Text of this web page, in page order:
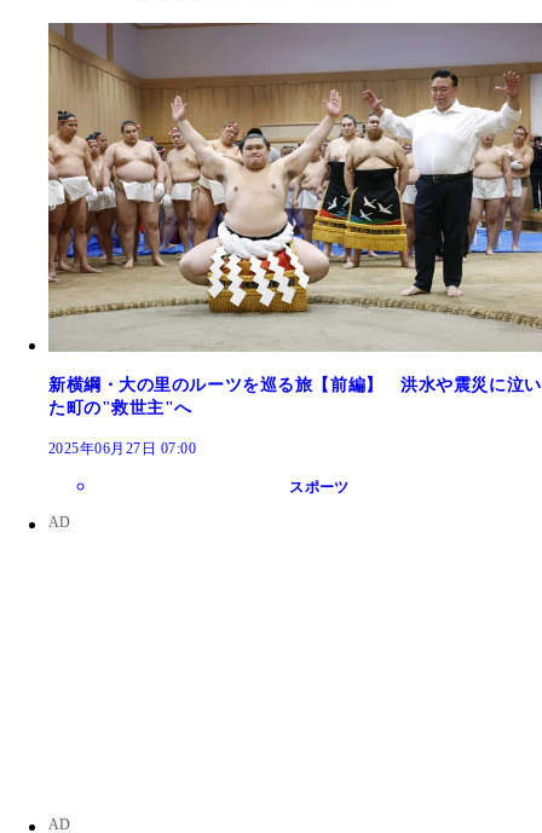
新横綱・大の里のルーツを巡る旅【前編】 洪水や震災に泣い
た町の"救世主"へ
2025年06月27日 07:00
スポーツ